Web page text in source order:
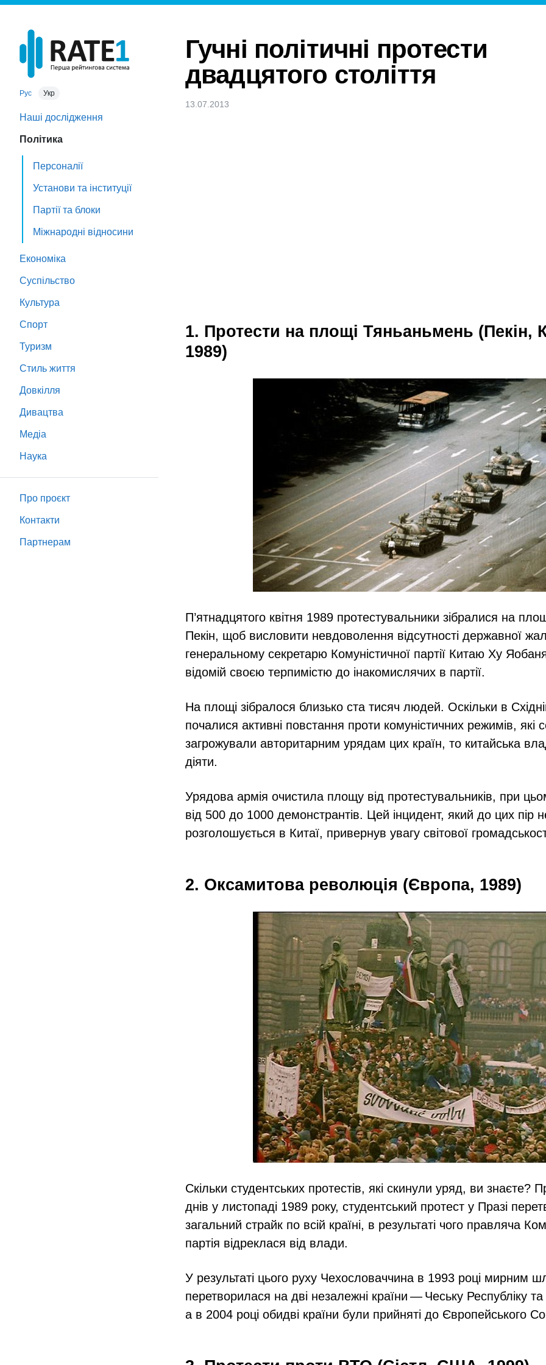
Рус Укр
Наші дослідження
Політика
Персоналії
Установи та інституції
Партії та блоки
Міжнародні відносини
Економіка
Суспільство
Культура
Спорт
Туризм
Стиль життя
Довкілля
Дивацтва
Медіа
Наука
Про проєкт
Контакти
Партнeрам
Гучні політичні протести
двадцятого століття
13.07.2013
1. Протести на площі Тяньаньмень (Пекін,
1989)
П’ятнадцятого квітня 1989 протестувальники зібралися на
Пекін, щоб висловити невдоволення відсутності державної
генеральному секретарю Комуністичної партії Китаю Ху
відомій своєю терпимістю до інакомислячих в партії.
На площі зібралося близько ста тисяч людей. Оскільки в
почалися активні повстання проти комуністичних режимів, які
загрожували авторитарним урядам цих країн, то китайська
діяти.
Урядова армія очистила площу від протестувальників, при
від 500 до 1000 демонстрантів. Цей інцидент, який до цих пір
розголошується в Китаї, привернув увагу світової
2. Оксамитова революція (Європа, 1989)
Скільки студентських протестів, які скинули уряд, ви знаєте?
днів у листопаді 1989 року, студентський протест у Празі
загальний страйк по всій країні, в результаті чого правляча
партія відреклася від влади.
У результаті цього руху Чехословаччина в 1993 році мирним
перетворилася на дві незалежні країни — Чеську Республіку
а в 2004 році обидві країни були прийняті до Європейського